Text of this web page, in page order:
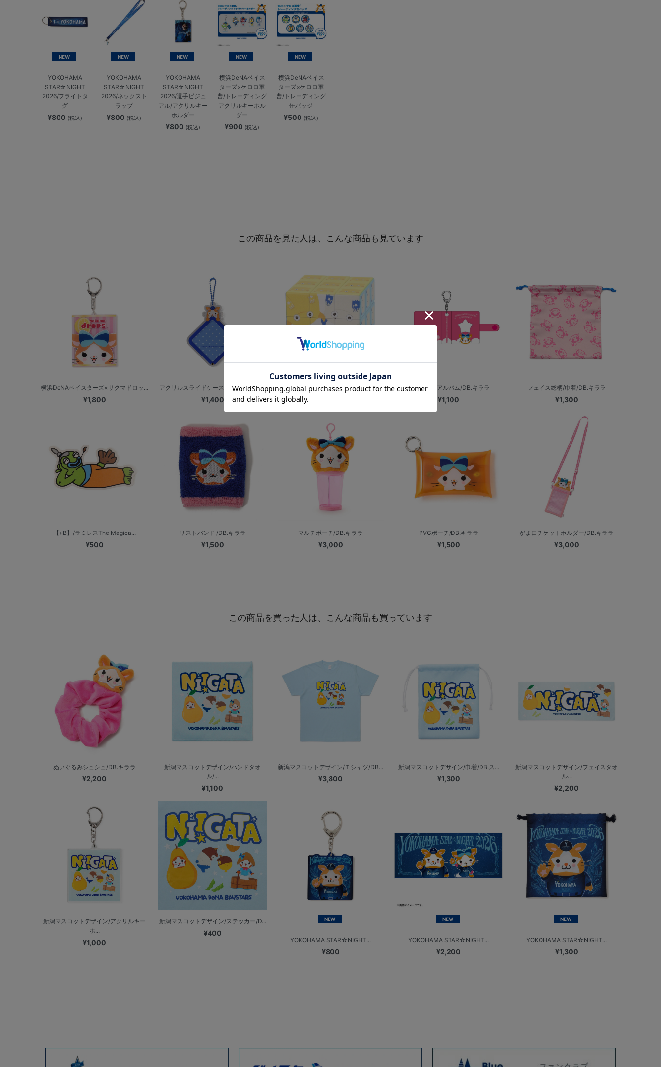
NEW
YOKOHAMA
STAR☆NIGHT
2026/フライトタ
グ
¥800 (税込)
NEW
YOKOHAMA
STAR☆NIGHT
2026/ネックスト
ラップ
¥800 (税込)
NEW
YOKOHAMA
STAR☆NIGHT
2026/選手ビジュ
アル/アクリルキー
ホルダー
¥800 (税込)
NEW
横浜DeNAベイス
ターズ×ケロロ軍
曹/トレーディング
アクリルキーホル
ダー
¥900 (税込)
NEW
横浜DeNAベイス
ターズ×ケロロ軍
曹/トレーディング
缶バッジ
¥500 (税込)
この商品を見た人は、こんな商品も見ています
横浜DeNAベイスターズ×サクマドロッ...
¥1,800
アクリルスライドケース/DB.スターマン
¥1,400
6面パズル/DB.スターマン＆DB.キ... ミニフォトアルバム/DB.キララ
¥1,100
フェイス総柄/巾着/DB.キララ
¥1,300
【+B】/ラミレスThe Magica...
¥500
リストバンド /DB.キララ
¥1,500
マルチポーチ/DB.キララ
¥3,000
PVCポーチ/DB.キララ
¥1,500
がま口チケットホルダー/DB.キララ
¥3,000
この商品を買った人は、こんな商品も買っています
ぬいぐるみシュシュ/DB.キララ
¥2,200
新潟マスコットデザイン/ハンドタオ
ル/...
¥1,100
新潟マスコットデザイン/Ｔシャツ/DB...
¥3,800
新潟マスコットデザイン/巾着/DB.ス...
¥1,300
新潟マスコットデザイン/フェイスタオ
ル...
¥2,200
新潟マスコットデザイン/アクリルキー
ホ...
¥1,000
新潟マスコットデザイン/ステッカー/D...
¥400
NEW
YOKOHAMA STAR☆NIGHT...
¥800
NEW
YOKOHAMA STAR☆NIGHT...
¥2,200
NEW
YOKOHAMA STAR☆NIGHT...
¥1,300